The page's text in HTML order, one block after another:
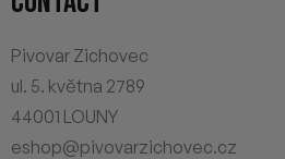
Pivovar Zichovec
ul. 5. května 2789
44001 LOUNY
eshop@pivovarzichovec.cz